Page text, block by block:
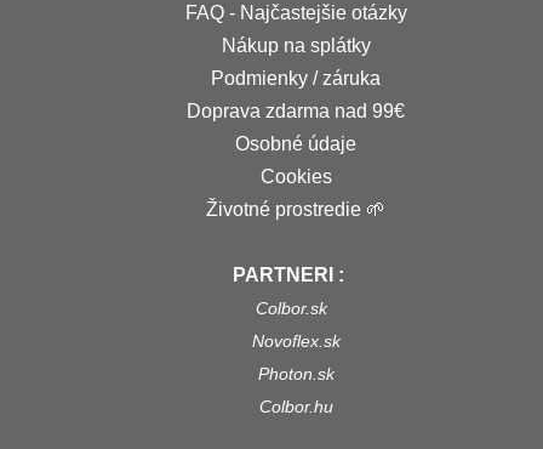
FAQ - Najčastejšie otázky
Nákup na splátky
Podmienky / záruka
Doprava zdarma nad 99€
Osobné údaje
Cookies
Životné prostredie 🌱
PARTNERI :
Colbor.sk
Novoflex.sk
Photon.sk
Colbor.hu